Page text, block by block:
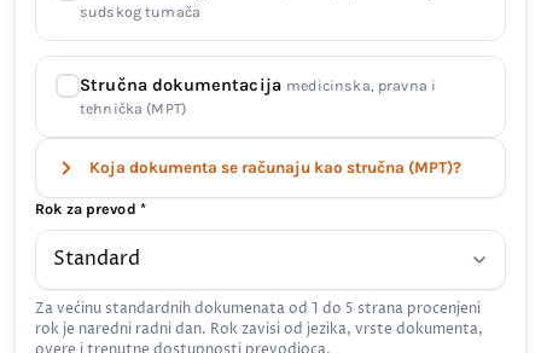
sudskog tumača
Stručna dokumentacija medicinska, pravna i
tehnička (MPT)
Koja dokumenta se računaju kao stručna (MPT)?
Rok za prevod *
Za većinu standardnih dokumenata od 1 do 5 strana procenjeni
rok je naredni radni dan. Rok zavisi od jezika, vrste dokumenta,